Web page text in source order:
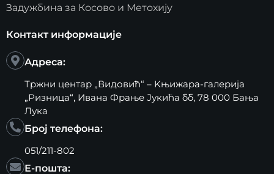
Задужбина за Косово и Метохију
Контакт информације
Адреса:
Тржни центар „Видовић“ – Kњижара-галерија
„Ризница“, Ивана Фрање Јукића бб, 78 000 Бања
Лука
Број телефона:
051/211-802
Е-пошта: